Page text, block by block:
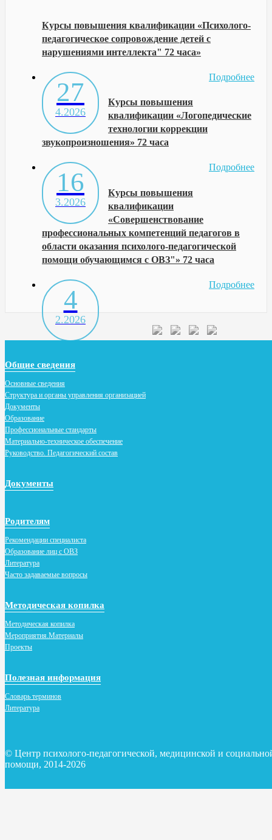
Курсы повышения квалификации «Психолого-
педагогическое сопровождение детей с
нарушениями интеллекта" 72 часа»
27
4.2026
Подробнее
Курсы повышения
квалификации «Логопедические
технологии коррекции
звукопроизношения» 72 часа
16
3.2026
Подробнее
Курсы повышения
квалификации
«Совершенствование
профессиональных компетенций педагогов в
области оказания психолого-педагогической
помощи обучающимся с ОВЗ"» 72 часа
4
2.2026
Подробнее
Общие сведения
Основные сведения
Структура и органы управления организацией
Документы
Образование
Профессиональные стандарты
Материально-техническое обеспечение
Руководство. Педагогический состав
Документы
Родителям
Рекомендации специалиста
Образование лиц с ОВЗ
Литература
Часто задаваемые вопросы
Методическая копилка
Методическая копилка
Мероприятия.Материалы
Проекты
Полезная информация
Словарь терминов
Литература
© Центр психолого-педагогической, медицинской и
помощи, 2014-2026